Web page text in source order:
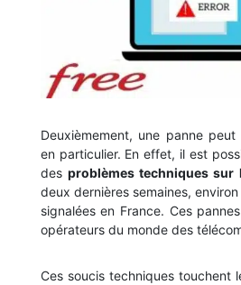
Deuxièmement, une panne peut
en particulier. En effet, il est
des problèmes techniques sur
deux dernières semaines,
signalées en France. Ces
opérateurs du monde des
Ces soucis techniques touchent